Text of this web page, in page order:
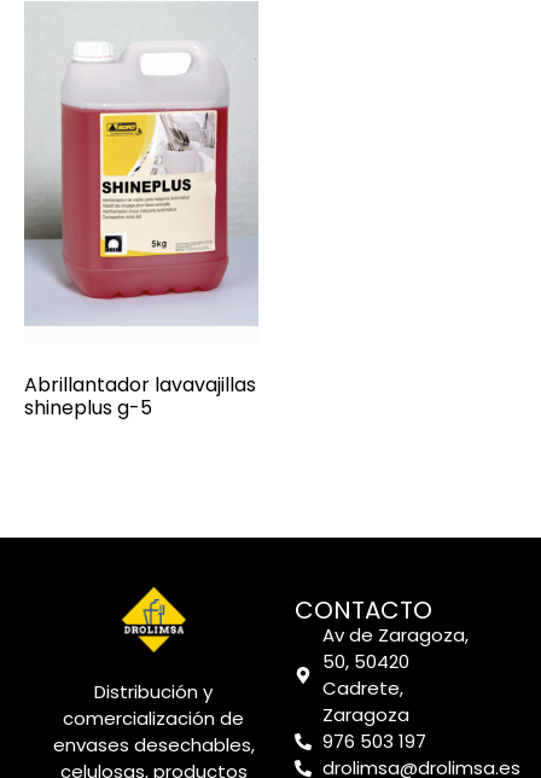
Abrillantador lavavajillas
shineplus g-5
Distribución y
comercialización de
envases desechables,
celulosas, productos
CONTACTO
Av de Zaragoza,
50, 50420
Cadrete,
Zaragoza
976 503 197
drolimsa@drolimsa.es